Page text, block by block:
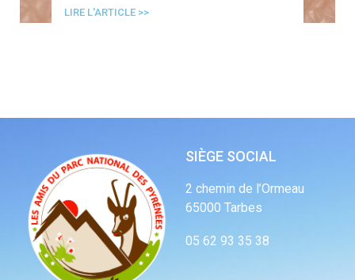
LIRE L'ARTICLE >>
SIÈGE SOCIAL
2 chemin de l’Ormeau
65000 Tarbes
05 62 93 35 38